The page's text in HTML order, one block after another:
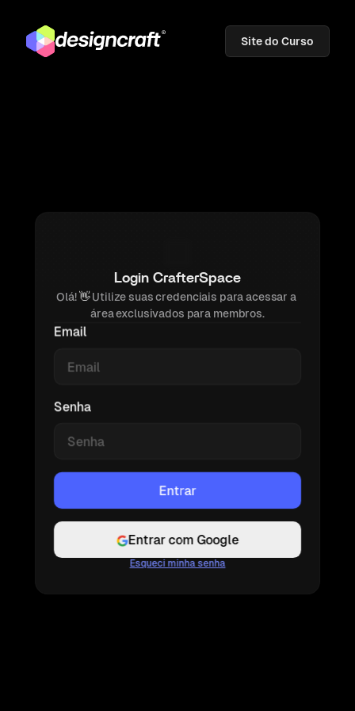
Site do Curso
Login CrafterSpace
Olá! 👋 Utilize suas credenciais para acessar a
área exclusivados para membros.
Email
Senha
Entrar com Google
Esqueci minha senha